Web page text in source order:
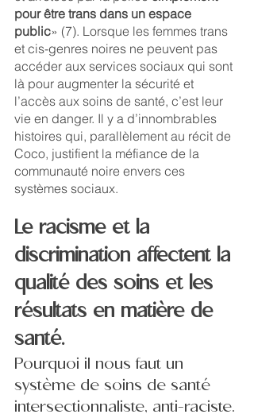
pour être trans dans un espace
public» (7). Lorsque les femmes trans
et cis-genres noires ne peuvent pas
accéder aux services sociaux qui sont
là pour augmenter la sécurité et
l’accès aux soins de santé, c’est leur
vie en danger. Il y a d’innombrables
histoires qui, parallèlement au récit de
Coco, justifient la méfiance de la
communauté noire envers ces
systèmes sociaux.
Le racisme et la
discrimination affectent la
qualité des soins et les
résultats en matière de
santé.
Pourquoi il nous faut un
système de soins de santé
intersectionnaliste, anti-raciste.